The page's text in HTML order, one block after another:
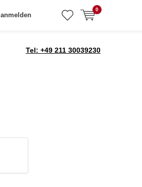
anmelden
0
Tel: +49 211 30039230